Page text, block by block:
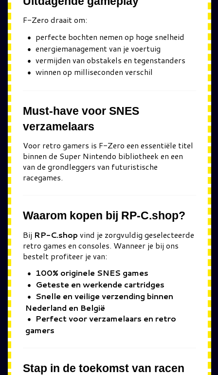
F-Zero draait om:
perfecte bochten nemen op hoge snelheid
energiemanagement van je voertuig
vermijden van obstakels en tegenstanders
winnen op milliseconden verschil
Must-have voor SNES
verzamelaars
Voor retro gamers is F-Zero een essentiële titel
binnen de Super Nintendo bibliotheek en een
van de grondleggers van futuristische
racegames.
Waarom kopen bij RP-C.shop?
Bij RP-C.shop vind je zorgvuldig geselecteerde
retro games en consoles. Wanneer je bij ons
bestelt profiteer je van:
100% originele SNES games
Geteste en werkende cartridges
Snelle en veilige verzending binnen
Nederland en België
Perfect voor verzamelaars en retro
gamers
Stap in de toekomst van racen